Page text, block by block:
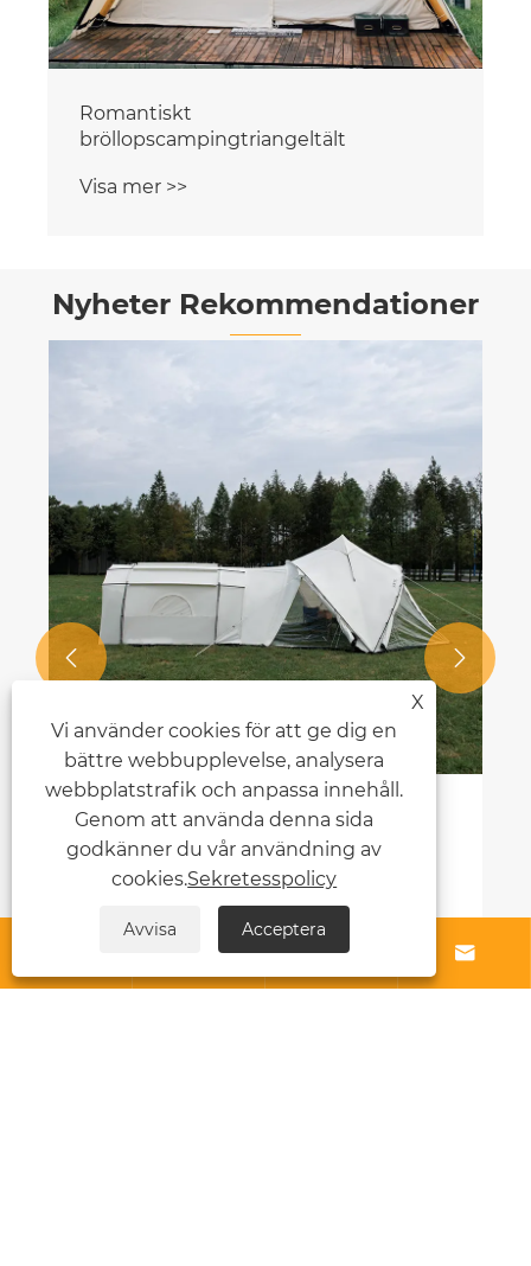
Romantiskt
bröllopscampingtriangeltält
Visa mer >>
Nyheter Rekommendationer
man väljer ett bra lyxtält för din
 
 
X
Vi använder cookies för att ge dig en
bättre webbupplevelse, analysera
webbplatstrafik och anpassa innehåll.
Genom att använda denna sida
godkänner du vår användning av
cookies.Sekretesspolicy
Avvisa Acceptera